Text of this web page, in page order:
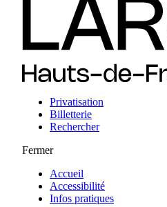
Privatisation
Billetterie
Rechercher
Fermer
Accueil
Accessibilité
Infos pratiques